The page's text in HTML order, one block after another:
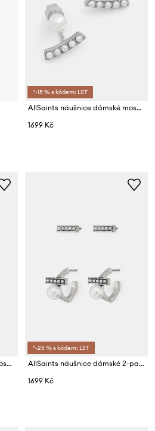
*-15 % s kódem: LST
AllSaints náušnice dámské mosazné s kubickým zirkonem
1699 Kč
AllSaints náušnice dámské mosazné s kubickým zirkonem
*-25 % s kódem: LST
AllSaints náušnice dámské 2-pack
1699 Kč